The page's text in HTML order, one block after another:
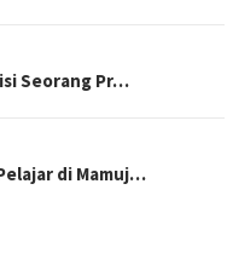
Seorang Pr…
di Mamuj…